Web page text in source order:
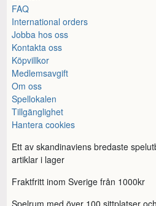
FAQ
International orders
Jobba hos oss
Kontakta oss
Köpvillkor
Medlemsavgift
Om oss
Spellokalen
Tillgänglighet
Hantera cookies
Ett av skandinaviens bredaste
artiklar i lager
Fraktfritt inom Sverige från 1000kr
Spelrum med över 100 sittplatser